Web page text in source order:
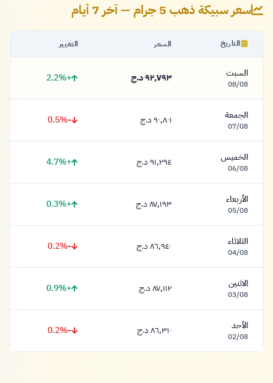
سعر سبيكة ذهب 5 جرام — آخر 7 أيام
التاريخ السعر التغيير
السبت
08/08 ٩٢,٧٩٣ دينار
٩٢,٧٩٣ د.ج +2.2%
الجمعة
07/08 ٩٠,٨٠١ دينار
٩٠,٨٠١ د.ج -0.5%
الخميس
06/08 ٩١,٢٩٤ دينار
٩١,٢٩٤ د.ج +4.7%
الأربعاء
05/08 ٨٧,١٩٣ دينار
٨٧,١٩٣ د.ج +0.3%
الثلاثاء
04/08 ٨٦,٩٤٠ دينار
٨٦,٩٤٠ د.ج -0.2%
الاثنين
03/08 ٨٧,١١٢ دينار
٨٧,١١٢ د.ج +0.9%
الأحد
02/08 ٨٦,٣١٠ دينار
٨٦,٣١٠ د.ج -0.2%